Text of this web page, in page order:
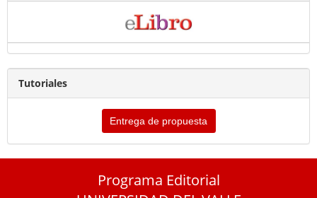
Tutoriales
Entrega de propuesta
Programa Editorial